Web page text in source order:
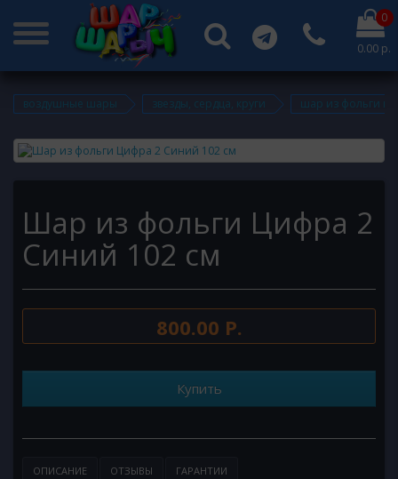
0
0.00 р.
воздушные шары звезды, сердца, круги шар из фольги
Шар из фольги Цифра 2
Синий 102 см
800.00 Р.
Купить
ОПИСАНИЕ ОТЗЫВЫ ГАРАНТИИ